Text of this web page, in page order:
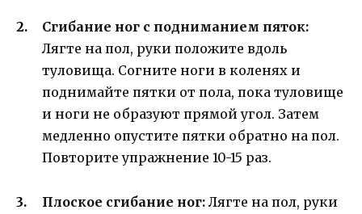
Сгибание ног с подниманием пяток:
Лягте на пол, руки положите вдоль
туловища. Согните ноги в коленях и
поднимайте пятки от пола, пока туловище
и ноги не образуют прямой угол. Затем
медленно опустите пятки обратно на пол.
Повторите упражнение 10-15 раз.
Плоское сгибание ног: Лягте на пол, руки